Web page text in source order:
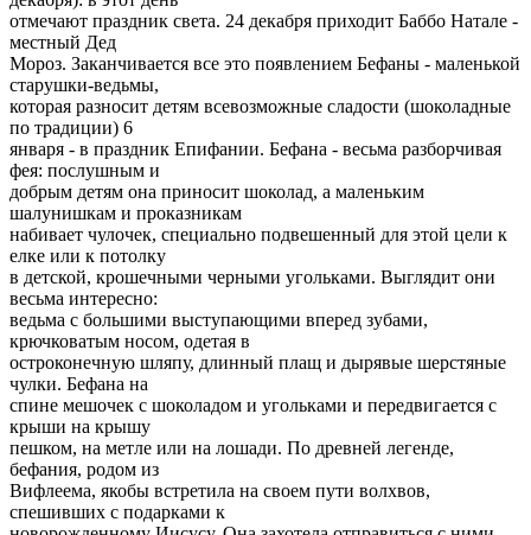
отмечают праздник света. 24 декабря приходит Баббо Натале -
местный Дед
Мороз. Заканчивается все это появлением Бефаны - маленькой
старушки-ведьмы,
которая разносит детям всевозможные сладости (шоколадные
по традиции) 6
января - в праздник Епифании. Бефана - весьма разборчивая
фея: послушным и
добрым детям она приносит шоколад, а маленьким
шалунишкам и проказникам
набивает чулочек, специально подвешенный для этой цели к
елке или к потолку
в детской, крошечными черными угольками. Выглядит они
весьма интересно:
ведьма с большими выступающими вперед зубами,
крючковатым носом, одетая в
остроконечную шляпу, длинный плащ и дырявые шерстяные
чулки. Бефана на
спине мешочек с шоколадом и угольками и передвигается с
крыши на крышу
пешком, на метле или на лошади. По древней легенде,
бефания, родом из
Вифлеема, якобы встретила на своем пути волхвов,
спешивших с подарками к